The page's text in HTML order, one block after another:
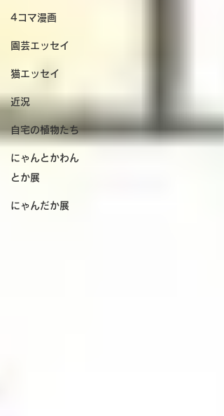
4コマ漫画
園芸エッセイ
猫エッセイ
近況
自宅の植物たち
にゃんとかわん
とか展
にゃんだか展